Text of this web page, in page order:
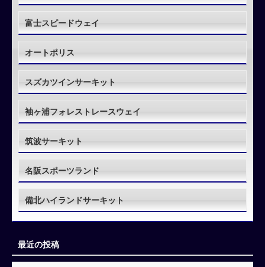
富士スピードウェイ
オートポリス
スズカツインサーキット
袖ヶ浦フォレストレースウェイ
筑波サーキット
名阪スポーツランド
備北ハイランドサーキット
最近の投稿